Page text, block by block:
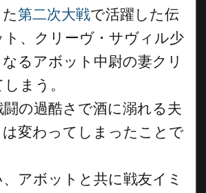
第二次大戦で活躍した伝
、クリーヴ・サヴィル少
るアボット中尉の妻クリ
まう。
の過酷さで酒に溺れる夫
変わってしまったことで
アボットと共に戦友イミ